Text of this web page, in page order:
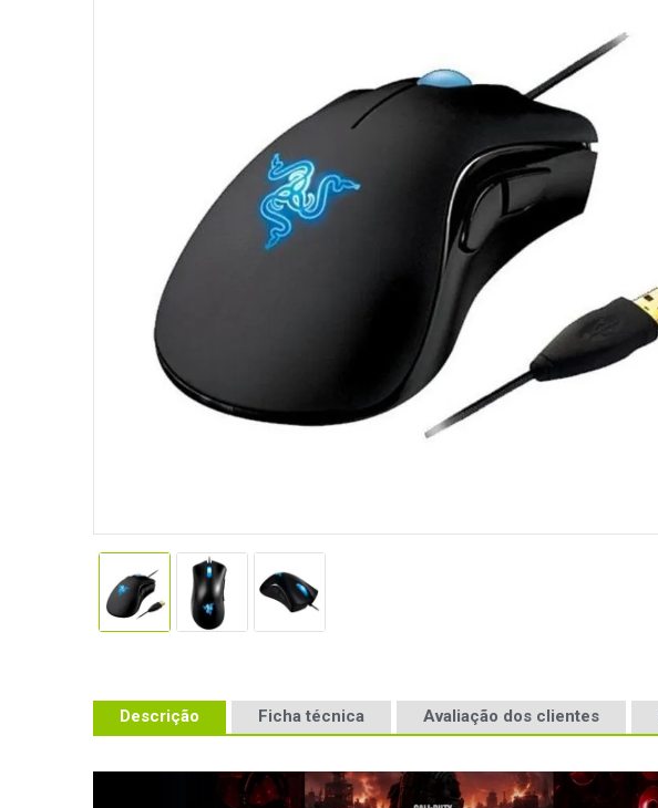
Descrição Ficha técnica Avaliação dos clientes